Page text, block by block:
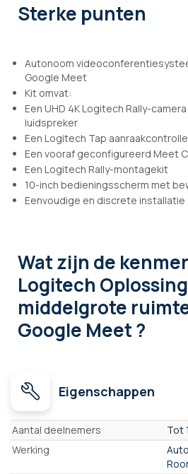
Sterke punten
Autonoom
Google Meet
Kit omvat:
Een UHD 4K Logitech Rally-
luidspreker
Een Logitech Tap
Een vooraf geconfigureerd Meet
Een Logitech Rally-montagekit
10-inch bedieningsscherm met
Eenvoudige en discrete installatie
Wat zijn de
Logitech
middelgrote
Google Meet ?
Eigenschappen
Eigenschappen
Aantal deelnemers
Tot
Werking